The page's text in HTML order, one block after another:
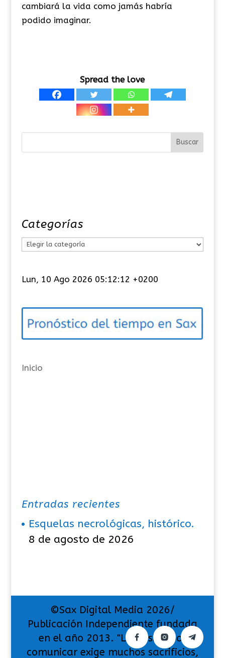
cambiará la vida como jamás habría
podido imaginar.
Spread the love
Categorías
e
o
í
s
Lun, 10 Ago 2026 05:12:12 +0200
Inicio
Entradas recientes
Esquelas necrológicas, histórico.
8 de agosto de 2026
©Sax Digital Media 2026/
Publicación Independiente fundada
en el año 2013. "La pasión por
comunicar exige muchos sacrificios,